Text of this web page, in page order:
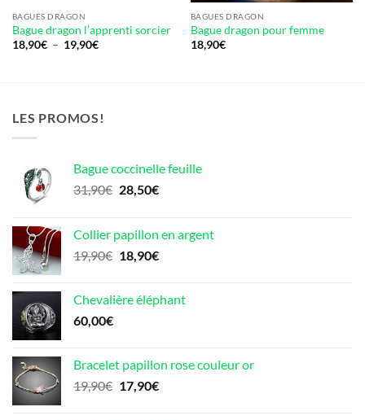
BAGUES DRAGON
Bague dragon l’apprenti sorcier
18,90€ – 19,90€Plage
BAGUES DRAGON
Bague dragon pour femme
18,90€
LES PROMOS!
Bague coccinelle feuille
31,90€ Le
était :
31,90€.
28,50€Le
est :
28,50€.
Collier papillon en argent
19,90€ Le
était :
18,90€Le
est :
Chevalière éléphant
60,00€
Bracelet papillon rose couleur or
19,90€ Le
17,90€Le